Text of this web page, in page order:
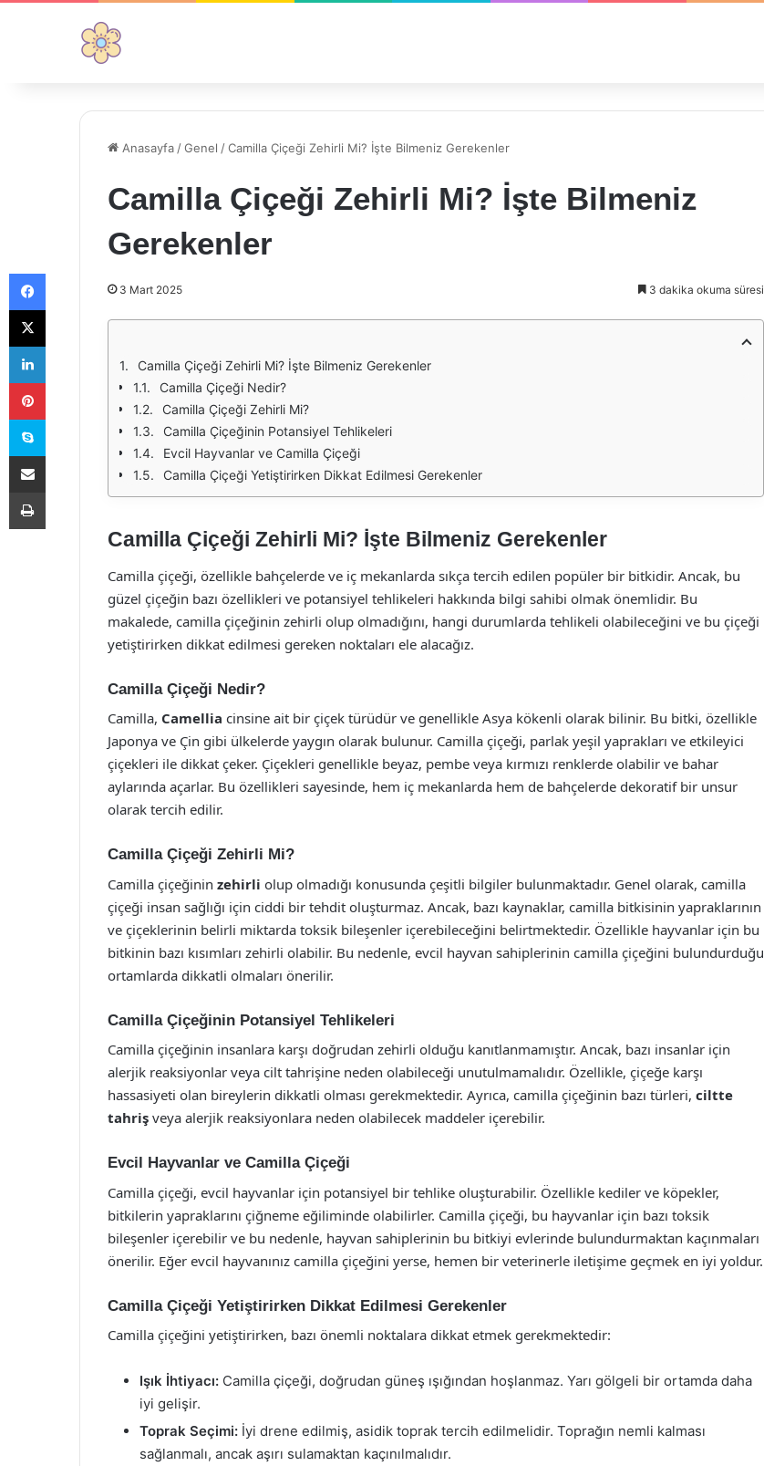
Anasayfa /Genel /Camilla Çiçeği Zehirli Mi? İşte Bilmeniz Gerekenler
Camilla Çiçeği Zehirli Mi? İşte Bilmeniz
Gerekenler
3 Mart 2025 3 dakika okuma süresi
Camilla Çiçeği Zehirli Mi? İşte Bilmeniz Gerekenler
Camilla Çiçeği Nedir?
Camilla Çiçeği Zehirli Mi?
Camilla Çiçeğinin Potansiyel Tehlikeleri
Evcil Hayvanlar ve Camilla Çiçeği
Camilla Çiçeği Yetiştirirken Dikkat Edilmesi Gerekenler
Camilla Çiçeği Zehirli Mi? İşte Bilmeniz Gerekenler
Camilla çiçeği, özellikle bahçelerde ve iç mekanlarda sıkça tercih edilen popüler bir bitkidir. Ancak, bu
güzel çiçeğin bazı özellikleri ve potansiyel tehlikeleri hakkında bilgi sahibi olmak önemlidir. Bu
makalede, camilla çiçeğinin zehirli olup olmadığını, hangi durumlarda tehlikeli olabileceğini ve bu çiçeği
yetiştirirken dikkat edilmesi gereken noktaları ele alacağız.
Camilla Çiçeği Nedir?
Camilla, Camellia cinsine ait bir çiçek türüdür ve genellikle Asya kökenli olarak bilinir. Bu bitki, özellikle
Japonya ve Çin gibi ülkelerde yaygın olarak bulunur. Camilla çiçeği, parlak yeşil yaprakları ve etkileyici
çiçekleri ile dikkat çeker. Çiçekleri genellikle beyaz, pembe veya kırmızı renklerde olabilir ve bahar
aylarında açarlar. Bu özellikleri sayesinde, hem iç mekanlarda hem de bahçelerde dekoratif bir unsur
olarak tercih edilir.
Camilla Çiçeği Zehirli Mi?
Camilla çiçeğinin zehirli olup olmadığı konusunda çeşitli bilgiler bulunmaktadır. Genel olarak, camilla
çiçeği insan sağlığı için ciddi bir tehdit oluşturmaz. Ancak, bazı kaynaklar, camilla bitkisinin yapraklarının
ve çiçeklerinin belirli miktarda toksik bileşenler içerebileceğini belirtmektedir. Özellikle hayvanlar için bu
bitkinin bazı kısımları zehirli olabilir. Bu nedenle, evcil hayvan sahiplerinin camilla çiçeğini bulundurduğu
ortamlarda dikkatli olmaları önerilir.
Camilla Çiçeğinin Potansiyel Tehlikeleri
Camilla çiçeğinin insanlara karşı doğrudan zehirli olduğu kanıtlanmamıştır. Ancak, bazı insanlar için
alerjik reaksiyonlar veya cilt tahrişine neden olabileceği unutulmamalıdır. Özellikle, çiçeğe karşı
hassasiyeti olan bireylerin dikkatli olması gerekmektedir. Ayrıca, camilla çiçeğinin bazı türleri, ciltte
tahriş veya alerjik reaksiyonlara neden olabilecek maddeler içerebilir.
Evcil Hayvanlar ve Camilla Çiçeği
Camilla çiçeği, evcil hayvanlar için potansiyel bir tehlike oluşturabilir. Özellikle kediler ve köpekler,
bitkilerin yapraklarını çiğneme eğiliminde olabilirler. Camilla çiçeği, bu hayvanlar için bazı toksik
bileşenler içerebilir ve bu nedenle, hayvan sahiplerinin bu bitkiyi evlerinde bulundurmaktan kaçınmaları
önerilir. Eğer evcil hayvanınız camilla çiçeğini yerse, hemen bir veterinerle iletişime geçmek en iyi yoldur.
Camilla Çiçeği Yetiştirirken Dikkat Edilmesi Gerekenler
Camilla çiçeğini yetiştirirken, bazı önemli noktalara dikkat etmek gerekmektedir:
Işık İhtiyacı: Camilla çiçeği, doğrudan güneş ışığından hoşlanmaz. Yarı gölgeli bir ortamda daha
iyi gelişir.
Toprak Seçimi: İyi drene edilmiş, asidik toprak tercih edilmelidir. Toprağın nemli kalması
sağlanmalı, ancak aşırı sulamaktan kaçınılmalıdır.
Facebook
X
LinkedIn
Pinterest
Skype
E-Posta ile paylaş